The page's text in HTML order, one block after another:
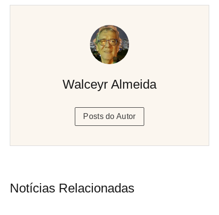
Walceyr Almeida
Posts do Autor
Notícias Relacionadas